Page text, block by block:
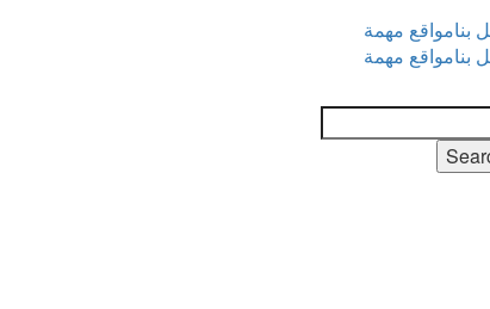
بنامواقع مهمة
بنامواقع مهمة